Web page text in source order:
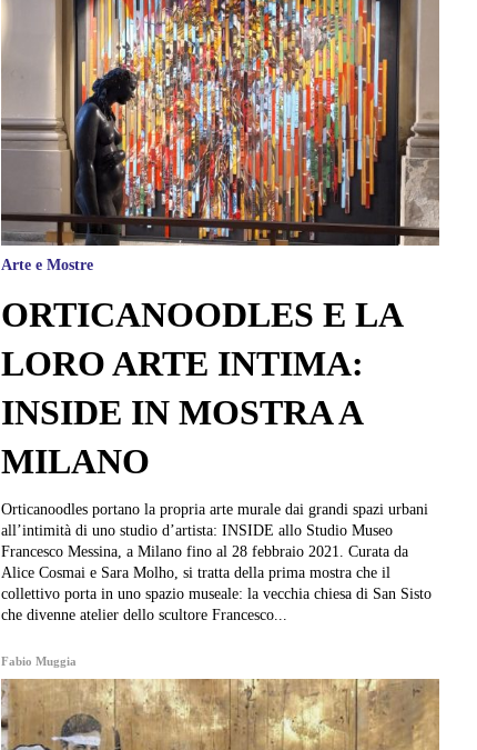
Arte e Mostre
ORTICANOODLES E LA
LORO ARTE INTIMA:
INSIDE IN MOSTRA A
MILANO
Orticanoodles portano la propria arte murale dai grandi spazi urbani
all’intimità di uno studio d’artista: INSIDE allo Studio Museo
Francesco Messina, a Milano fino al 28 febbraio 2021. Curata da
Alice Cosmai e Sara Molho, si tratta della prima mostra che il
collettivo porta in uno spazio museale: la vecchia chiesa di San Sisto
che divenne atelier dello scultore Francesco...
Fabio Muggia